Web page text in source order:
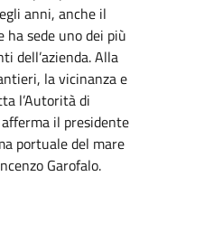
anni, anche il
ha sede uno dei più
dell’azienda. Alla
la vicinanza e
l’Autorità di
il presidente
portuale del mare
Garofalo.